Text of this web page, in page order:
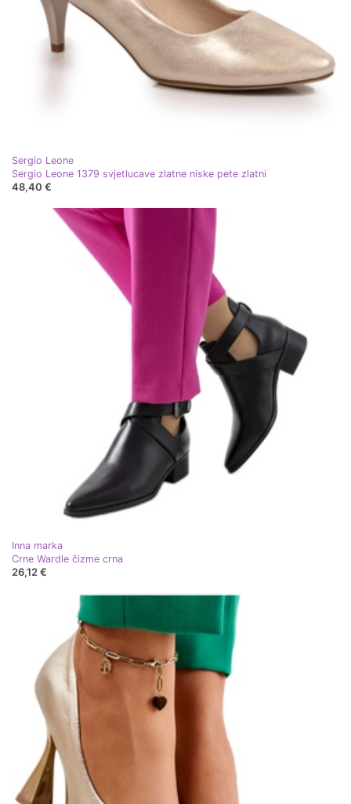
Sergio Leone
Sergio Leone 1379 svjetlucave zlatne niske pete zlatni
48,40 €
Inna marka
Crne Wardle čizme crna
26,12 €